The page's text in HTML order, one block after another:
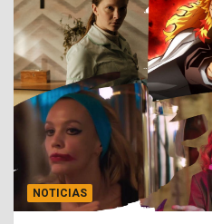
NOTICIAS